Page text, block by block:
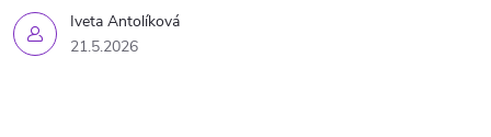
Iveta Antolíková
21.5.2026